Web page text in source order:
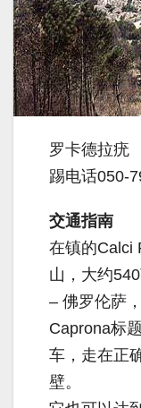
罗卡德拉疣
踢电话050-
交通指南
在镇的Calci
山，大约
– 佛罗伦萨
Caprona标
车，走在正
壁。